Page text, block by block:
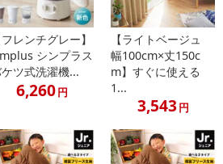
フレンチグレー】
シンプラス
ツ式洗濯機...
6,260円
【ライトベージュ
幅100cm×丈150c
m】すぐに使える
1...
3,543円